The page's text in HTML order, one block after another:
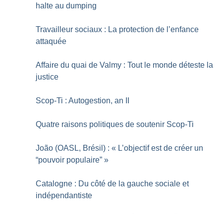
halte au dumping
Travailleur sociaux : La protection de l’enfance
attaquée
Affaire du quai de Valmy : Tout le monde déteste la
justice
Scop-Ti : Autogestion, an II
Quatre raisons politiques de soutenir Scop-Ti
João (OASL, Brésil) : « L’objectif est de créer un
“pouvoir populaire” »
Catalogne : Du côté de la gauche sociale et
indépendantiste